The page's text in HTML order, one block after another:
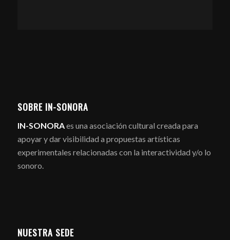
SOBRE IN-SONORA
IN-SONORAes una asociación cultural creada para
apoyar y dar visibilidad a propuestas artísticas
experimentales relacionadas con la interactividad y/o lo
sonoro.
NUESTRA SEDE